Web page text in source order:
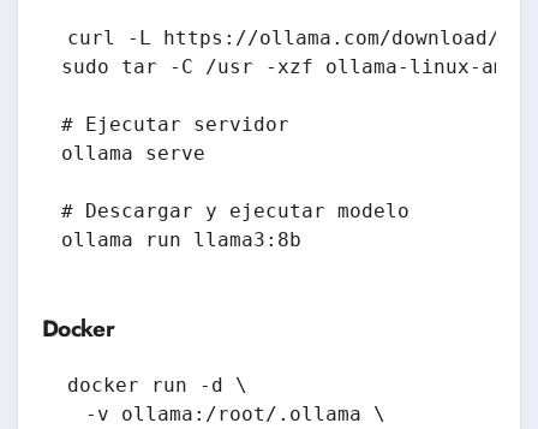
curl -L https://ollama.com/download/
sudo tar -C /usr -xzf ollama-linux-
# Ejecutar servidor
ollama serve
# Descargar y ejecutar modelo
Docker
docker run -d \
  -v ollama:/root/.ollama \